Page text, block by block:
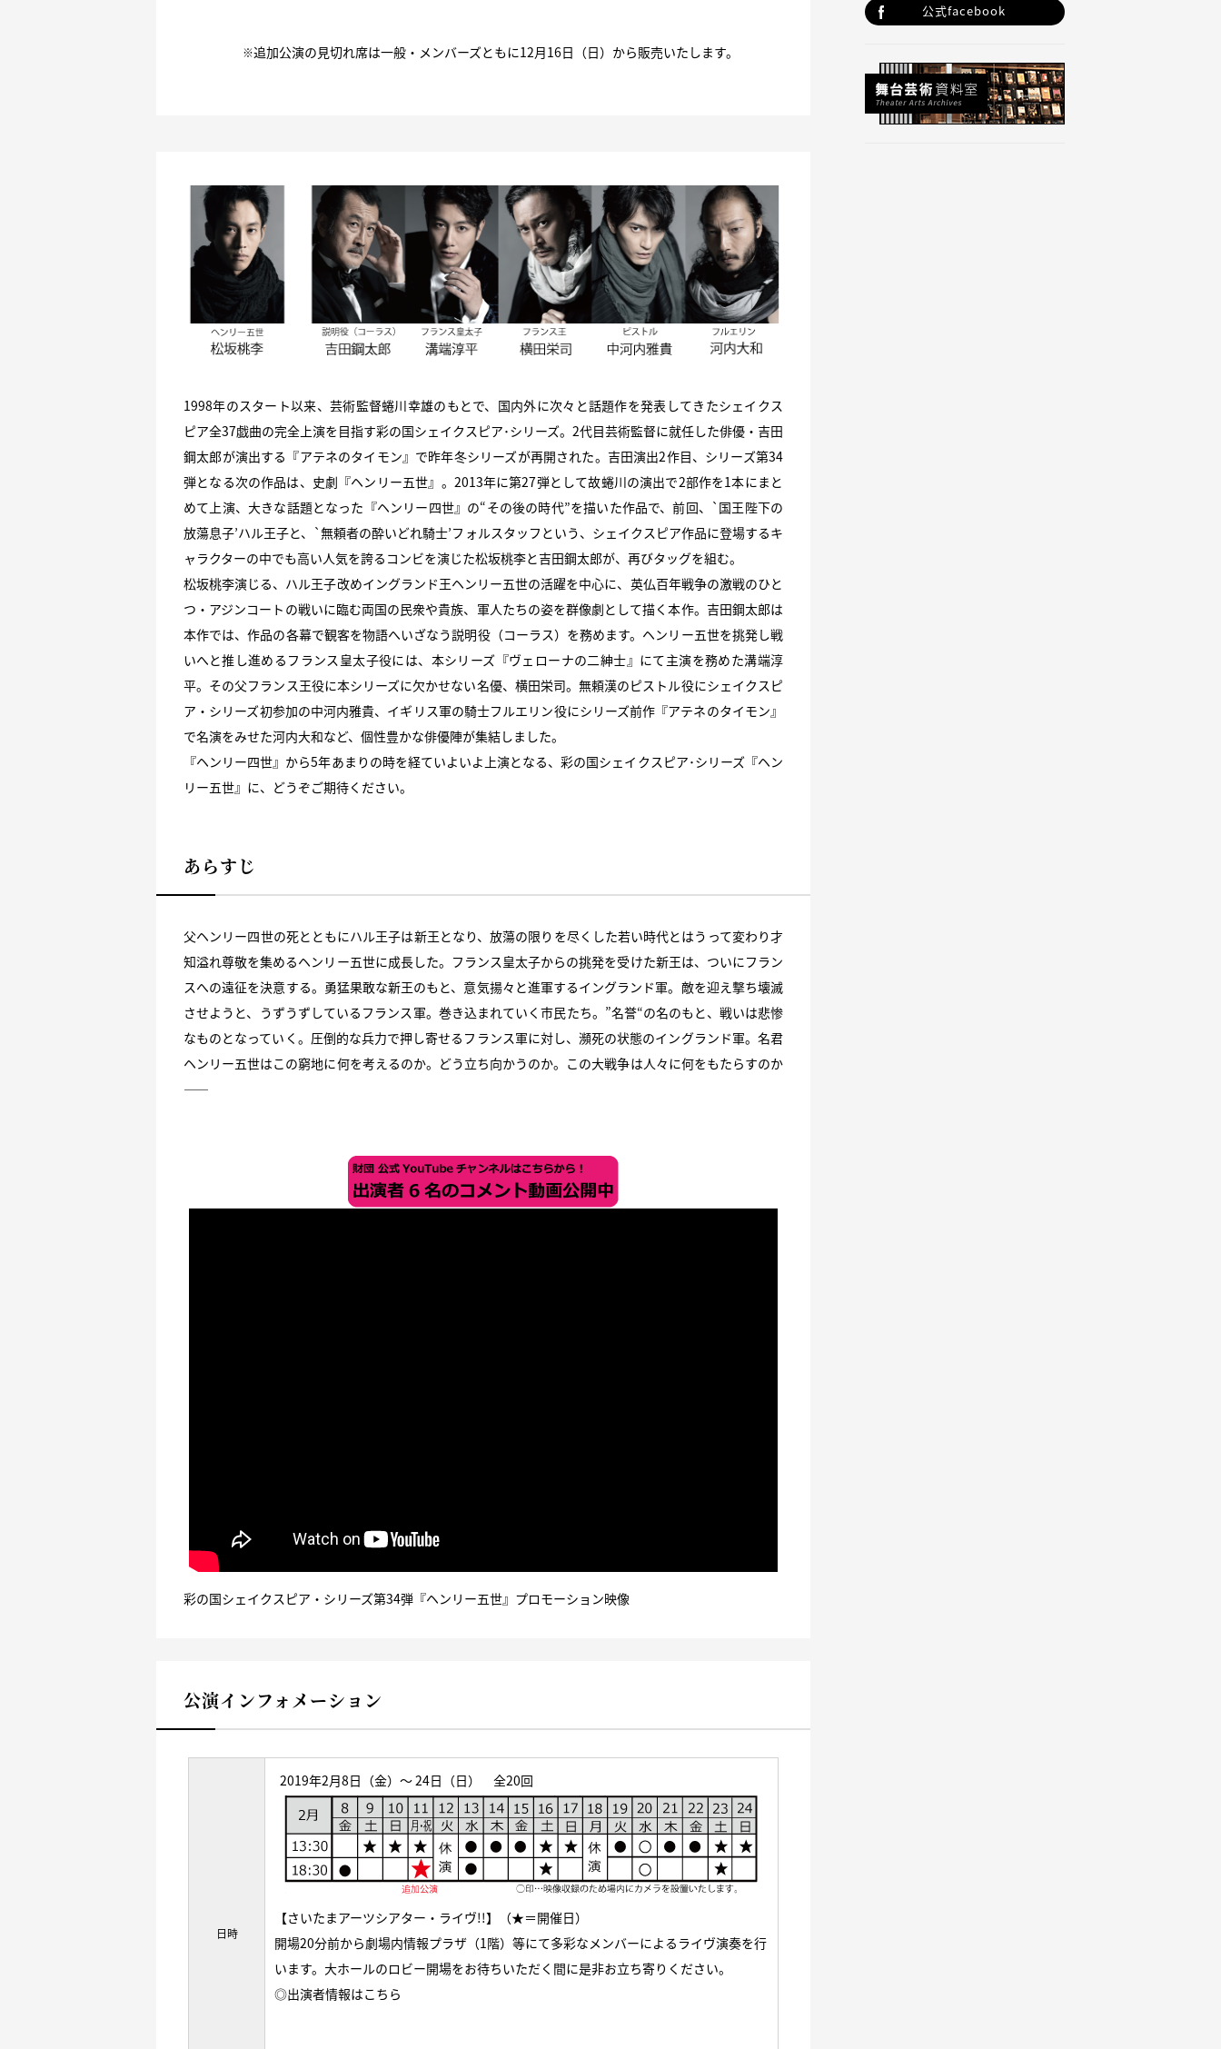
※追加公演の見切れ席は一般・メンバーズともに12月16日（日）から販売いたします。
1998年のスタート以来、芸術監督蜷川幸雄のもとで、国内外に次々と話題作を発表してきたシェイクス
ピア全37戯曲の完全上演を目指す彩の国シェイクスピア･シリーズ。2代目芸術監督に就任した俳優・吉田
鋼太郎が演出する『アテネのタイモン』で昨年冬シリーズが再開された。吉田演出2作目、シリーズ第34
弾となる次の作品は、史劇『ヘンリー五世』。2013年に第27弾として故蜷川の演出で2部作を1本にまと
めて上演、大きな話題となった『ヘンリー四世』の“その後の時代”を描いた作品で、前回、`国王陛下の
放蕩息子’ハル王子と、`無頼者の酔いどれ騎士’フォルスタッフという、シェイクスピア作品に登場するキ
ャラクターの中でも高い人気を誇るコンビを演じた松坂桃李と吉田鋼太郎が、再びタッグを組む。
松坂桃李演じる、ハル王子改めイングランド王ヘンリー五世の活躍を中心に、英仏百年戦争の激戦のひと
つ・アジンコートの戦いに臨む両国の民衆や貴族、軍人たちの姿を群像劇として描く本作。吉田鋼太郎は
本作では、作品の各幕で観客を物語へいざなう説明役（コーラス）を務めます。ヘンリー五世を挑発し戦
いへと推し進めるフランス皇太子役には、本シリーズ『ヴェローナの二紳士』にて主演を務めた溝端淳
平。その父フランス王役に本シリーズに欠かせない名優、横田栄司。無頼漢のピストル役にシェイクスピ
ア・シリーズ初参加の中河内雅貴、イギリス軍の騎士フルエリン役にシリーズ前作『アテネのタイモン』
で名演をみせた河内大和など、個性豊かな俳優陣が集結しました。
『ヘンリー四世』から5年あまりの時を経ていよいよ上演となる、彩の国シェイクスピア･シリーズ『ヘン
リー五世』に、どうぞご期待ください。
あらすじ
父ヘンリー四世の死とともにハル王子は新王となり、放蕩の限りを尽くした若い時代とはうって変わり才
知溢れ尊敬を集めるヘンリー五世に成長した。フランス皇太子からの挑発を受けた新王は、ついにフラン
スへの遠征を決意する。勇猛果敢な新王のもと、意気揚々と進軍するイングランド軍。敵を迎え撃ち壊滅
させようと、うずうずしているフランス軍。巻き込まれていく市民たち。”名誉“の名のもと、戦いは悲惨
なものとなっていく。圧倒的な兵力で押し寄せるフランス軍に対し、瀕死の状態のイングランド軍。名君
ヘンリー五世はこの窮地に何を考えるのか。どう立ち向かうのか。この大戦争は人々に何をもたらすのか
——
彩の国シェイクスピア・シリーズ第34弾『ヘンリー五世』プロモーション映像
公演インフォメーション
日時
2019年2月8日（金）〜 24日（日） 全20回
【さいたまアーツシアター・ライヴ!!】（★＝開催日）
開場20分前から劇場内情報プラザ（1階）等にて多彩なメンバーによるライヴ演奏を行
います。大ホールのロビー開場をお待ちいただく間に是非お立ち寄りください。
◎出演者情報はこちら
公式facebook